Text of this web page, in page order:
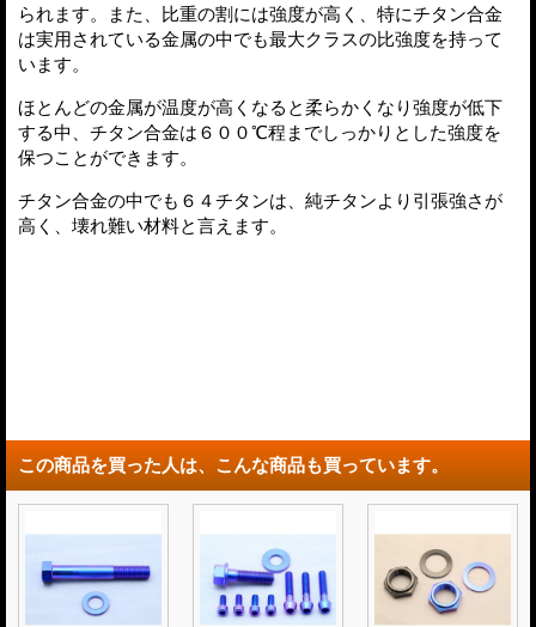
られます。また、比重の割には強度が高く、特にチタン合金
は実用されている金属の中でも最大クラスの比強度を持って
います。
ほとんどの金属が温度が高くなると柔らかくなり強度が低下
する中、チタン合金は６００℃程までしっかりとした強度を
保つことができます。
チタン合金の中でも６４チタンは、純チタンより引張強さが
高く、壊れ難い材料と言えます。
この商品を買った人は、こんな商品も買っています。